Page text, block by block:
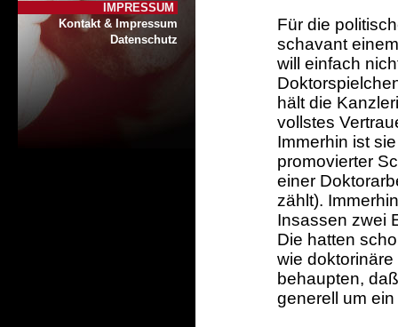
IMPRESSUM
Kontakt & Impressum
Datenschutz
Für die
schavant
will einfach
hält die
vollstes
Immerhin ist
promovierter
einer
zählt).
Insassen zwei
Die hatten
wie
behaupten,
generell um